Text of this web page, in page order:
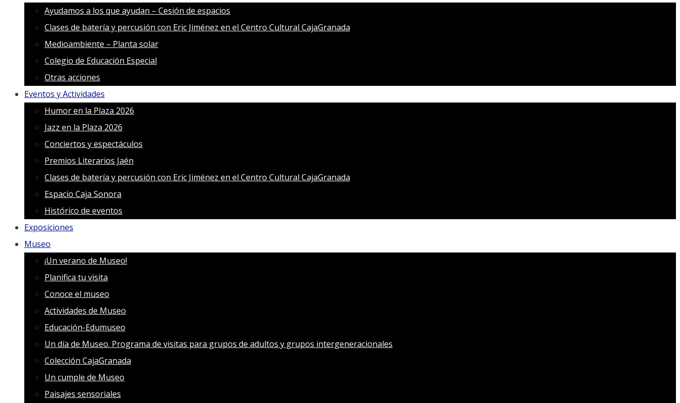
Ayudamos a los que ayudan – Cesión de espacios
Clases de batería y percusión con Eric Jiménez en el Centro Cultural CajaGranada
Medioambiente – Planta solar
Colegio de Educación Especial
Otras acciones
Eventos y Actividades
Humor en la Plaza 2026
Jazz en la Plaza 2026
Conciertos y espectáculos
Premios Literarios Jaén
Clases de batería y percusión con Eric Jiménez en el Centro Cultural CajaGranada
Espacio Caja Sonora
Histórico de eventos
Exposiciones
Museo
¡Un verano de Museo!
Planifica tu visita
Conoce el museo
Actividades de Museo
Educación-Edumuseo
Un día de Museo. Programa de visitas para grupos de adultos y grupos intergeneracionales
Colección CajaGranada
Un cumple de Museo
Paisajes sensoriales